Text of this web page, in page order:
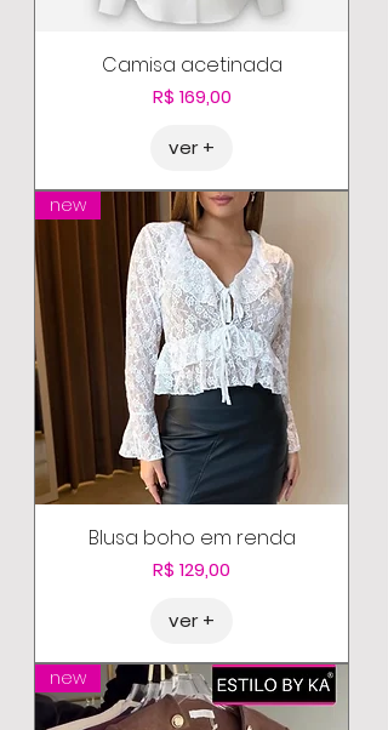
Camisa acetinada
Preço
R$ 169,00
ver +
new
Blusa boho em renda
Preço
R$ 129,00
ver +
new